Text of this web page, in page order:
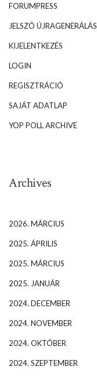
FORUMPRESS
JELSZÓ ÚJRAGENERÁLÁS
KIJELENTKEZÉS
LOGIN
REGISZTRÁCIÓ
SAJÁT ADATLAP
YOP POLL ARCHIVE
Archives
2026. MÁRCIUS
2025. ÁPRILIS
2025. MÁRCIUS
2025. JANUÁR
2024. DECEMBER
2024. NOVEMBER
2024. OKTÓBER
2024. SZEPTEMBER